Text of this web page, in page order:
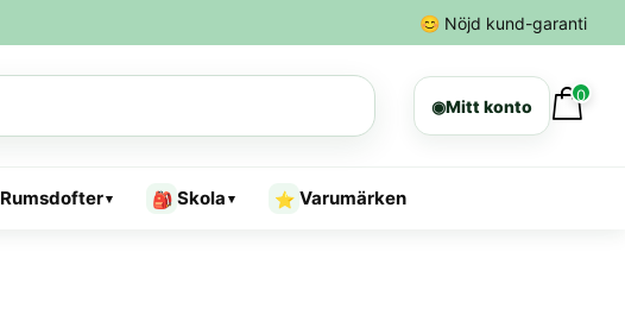
😊 Nöjd kund-garanti
◉Mitt konto
0
Rumsdofter▾ 🎒 Skola ▾ ⭐ Varumärken